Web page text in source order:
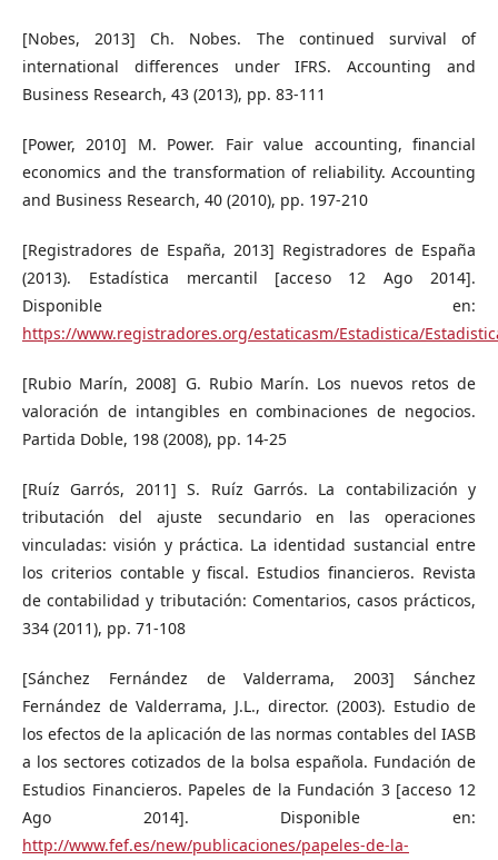
[Nobes, 2013] Ch. Nobes. The continued survival of
international differences under IFRS. Accounting and
Business Research, 43 (2013), pp. 83-111
[Power, 2010] M. Power. Fair value accounting, financial
economics and the transformation of reliability. Accounting
and Business Research, 40 (2010), pp. 197-210
[Registradores de España, 2013] Registradores de España
(2013). Estadística mercantil [acceso 12 Ago 2014].
Disponible en:
https://www.registradores.org/estaticasm/Estadistica/
[Rubio Marín, 2008] G. Rubio Marín. Los nuevos retos de
valoración de intangibles en combinaciones de negocios.
Partida Doble, 198 (2008), pp. 14-25
[Ruíz Garrós, 2011] S. Ruíz Garrós. La contabilización y
tributación del ajuste secundario en las operaciones
vinculadas: visión y práctica. La identidad sustancial entre
los criterios contable y fiscal. Estudios financieros. Revista
de contabilidad y tributación: Comentarios, casos prácticos,
334 (2011), pp. 71-108
[Sánchez Fernández de Valderrama, 2003] Sánchez
Fernández de Valderrama, J.L., director. (2003). Estudio de
los efectos de la aplicación de las normas contables del IASB
a los sectores cotizados de la bolsa española. Fundación de
Estudios Financieros. Papeles de la Fundación 3 [acceso 12
Ago 2014]. Disponible en:
http://www.fef.es/new/publicaciones/papeles-de-la-